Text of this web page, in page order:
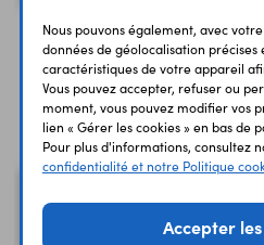
Vous avez
Nous pouvons également, avec
données de géolocalisation
caractéristiques de votre appareil
Vous pouvez accepter, refuser ou
moment, vous pouvez modifier vos
lien « Gérer les cookies » en bas de
Pour plus d'informations, consultez
confidentialité et notre Politique
Accepter